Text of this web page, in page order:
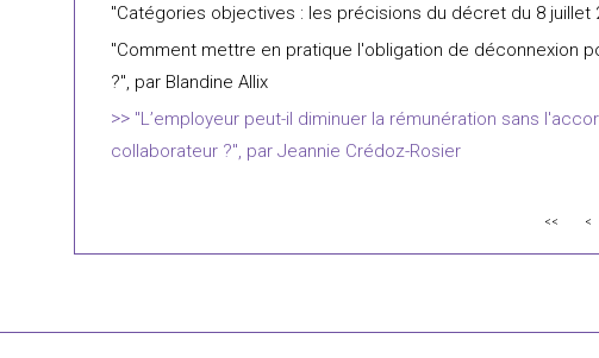
"Catégories objectives : les précisions du décret du 8 juillet
"Comment mettre en pratique l'obligation de déconnexion
?", par Blandine Allix
"L’employeur peut-il diminuer la rémunération sans
collaborateur ?", par Jeannie Crédoz-Rosier
<< <